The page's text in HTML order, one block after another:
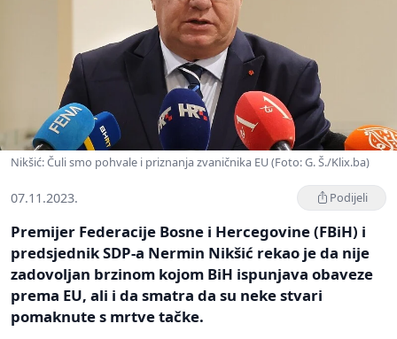
Nikšić: Čuli smo pohvale i priznanja zvaničnika EU (Foto: G. Š./Klix.ba)
07.11.2023. Podijeli
Premijer Federacije Bosne i Hercegovine (FBiH) i
predsjednik SDP-a Nermin Nikšić rekao je da nije
zadovoljan brzinom kojom BiH ispunjava obaveze
prema EU, ali i da smatra da su neke stvari
pomaknute s mrtve tačke.